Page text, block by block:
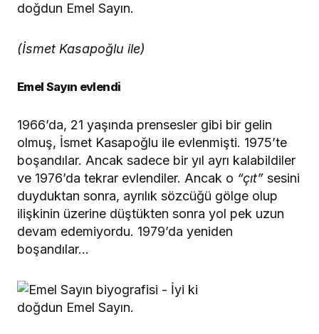
(İsmet Kasapoğlu ile)
Emel Sayın evlendi
1966’da, 21 yaşında prensesler gibi bir gelin
olmuş, İsmet Kasapoğlu ile evlenmişti. 1975’te
boşandılar. Ancak sadece bir yıl ayrı kalabildiler
ve 1976’da tekrar evlendiler. Ancak o “çıt” sesini
duyduktan sonra, ayrılık sözcüğü gölge olup
ilişkinin üzerine düştükten sonra yol pek uzun
devam edemiyordu. 1979’da yeniden
boşandılar…